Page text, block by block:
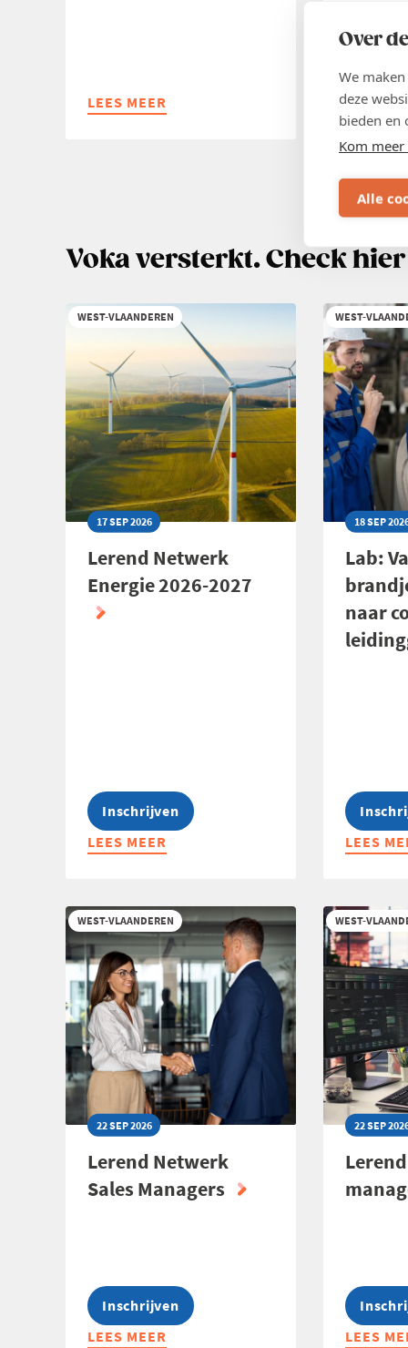
Over
We
deze
bieden en
Kom
Alle
LEES MEER
ABOUT
LEES
ABOUT
WHAT'S
HOT
Voka versterkt. Check
WEST-VLAANDEREN
17 SEP 2026
Lerend Netwerk
Energie 2026-2027
Inschrijven
LEES MEER
ABOUT
ENERGIE
2026-
2027
WEST-
18 SEP
Lab:
naar
LEES
ABOUT
NAAR
WEST-VLAANDEREN
22 SEP 2026
Lerend Netwerk
Sales Managers
Inschrijven
LEES MEER
ABOUT
WEST-
22 SEP
LEES
ABOUT